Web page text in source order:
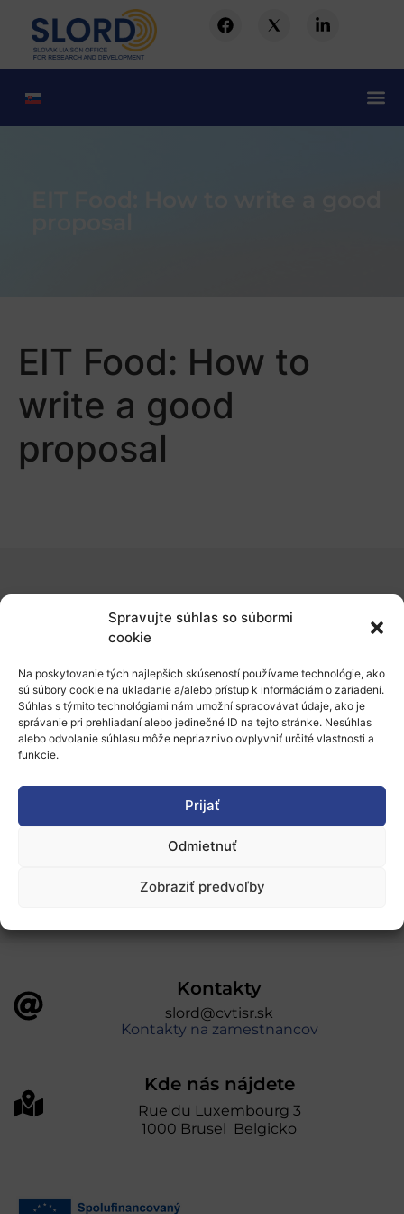
Spravujte súhlas so súbormi
cookie
Na poskytovanie tých najlepších skúseností používame technológie, ako
sú súbory cookie na ukladanie a/alebo prístup k informáciám o zariadení.
Súhlas s týmito technológiami nám umožní spracovávať údaje, ako je
správanie pri prehliadaní alebo jedinečné ID na tejto stránke. Nesúhlas
alebo odvolanie súhlasu môže nepriaznivo ovplyvniť určité vlastnosti a
funkcie.
Prijať
Odmietnuť
Zobraziť predvoľby
EIT Food: How to
write a good
proposal
Financovanie a podpora
Stáže a pobyty
Novinky
úniou v rámci Programu Slovensko. Portál
prevádzkuje Centrum vedecko-technických
Kontakty
slord@cvtisr.sk
Kontakty na zamestnancov
Kde nás nájdete
Rue du Luxembourg 3
1000 Brusel Belgicko